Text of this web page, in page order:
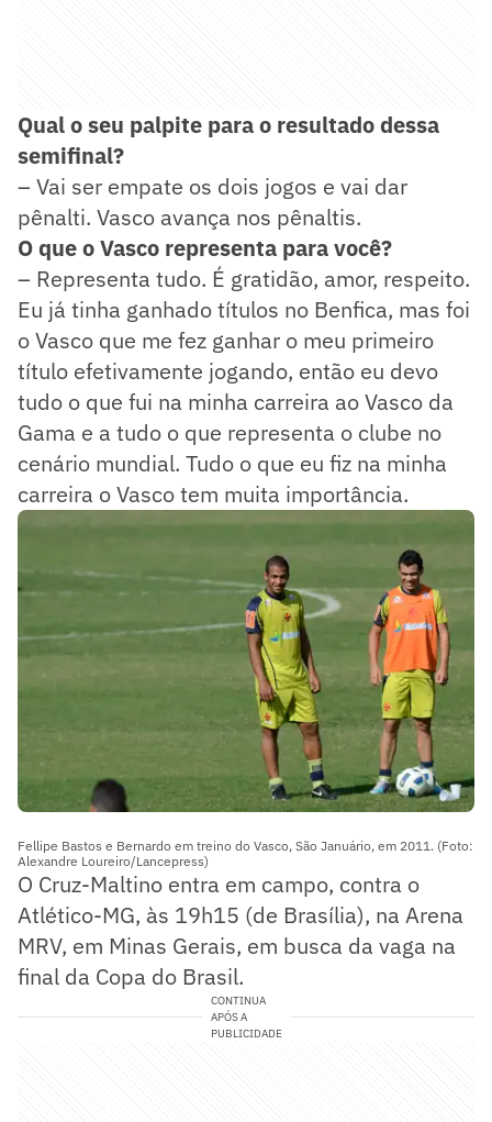
Qual o seu palpite para o resultado dessa
semifinal?
– Vai ser empate os dois jogos e vai dar
pênalti. Vasco avança nos pênaltis.
O que o Vasco representa para você?
– Representa tudo. É gratidão, amor, respeito.
Eu já tinha ganhado títulos no Benfica, mas foi
o Vasco que me fez ganhar o meu primeiro
título efetivamente jogando, então eu devo
tudo o que fui na minha carreira ao Vasco da
Gama e a tudo o que representa o clube no
cenário mundial. Tudo o que eu fiz na minha
carreira o Vasco tem muita importância.
Fellipe Bastos e Bernardo em treino do Vasco, São Januário, em 2011. (Foto:
Alexandre Loureiro/Lancepress)
O Cruz-Maltino entra em campo, contra o
Atlético-MG, às 19h15 (de Brasília), na Arena
MRV, em Minas Gerais, em busca da vaga na
final da Copa do Brasil.
CONTINUA
APÓS A
PUBLICIDADE